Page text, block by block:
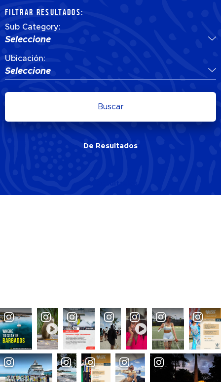
FILTRAR RESULTADOS:
Sub Category:
Seleccione
Ubicación:
Seleccione
Buscar
De Resultados